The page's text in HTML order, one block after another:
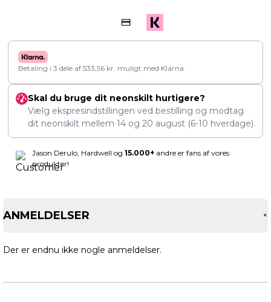
Betaling i 3 dele af 533,56 kr. muligt med Klarna.
Skal du bruge dit neonskilt hurtigere?
Vælg ekspresindstillingen ved bestilling og modtag
dit neonskilt mellem 14 og 20 august (6-10 hverdage).
Jason Derulo, Hardwell og 15.000+ andre er fans af vores
produkter!
ANMELDELSER +
Der er endnu ikke nogle anmeldelser.